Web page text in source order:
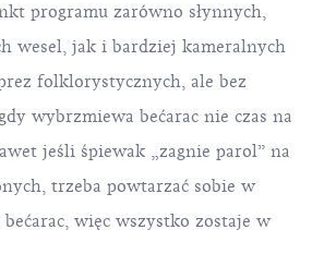
programu zarówno słynnych,
wesel, jak i bardziej kameralnych
folklorystycznych, ale bez
wybrzmiewa bećarac nie czas na
jeśli śpiewak „zagnie parol” na
trzeba powtarzać sobie w
więc wszystko zostaje w